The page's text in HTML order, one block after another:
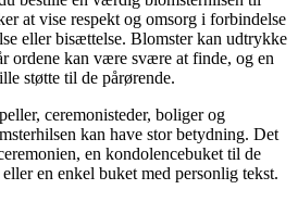
at vise respekt og omsorg i forbindelse
eller bisættelse. Blomster kan udtrykke
ordene kan være svære at finde, og en
støtte til de pårørende.
ceremonisteder, boliger og
kan have stor betydning. Det
en kondolencebuket til de
en enkel buket med personlig tekst.